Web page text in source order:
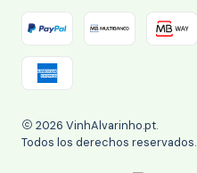
2026 VinhAlvarinho.pt.
Todos los derechos reservados.